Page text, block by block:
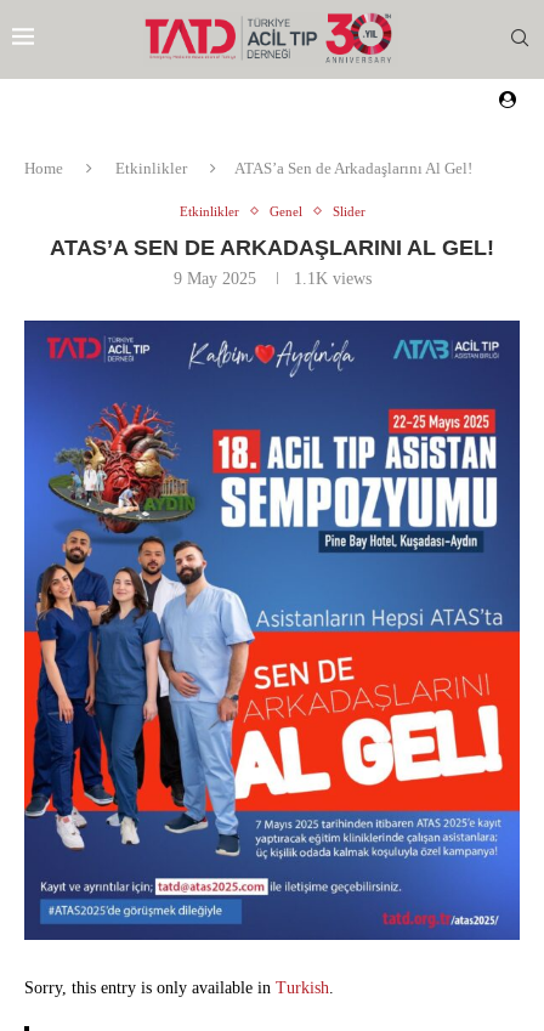
Home Etkinlikler ATAS’a Sen de Arkadaşlarını Al Gel!
Etkinlikler Genel Slider
ATAS’A SEN DE ARKADAŞLARINI AL GEL!
9 May 2025 1.1K views
Sorry, this entry is only available in Turkish